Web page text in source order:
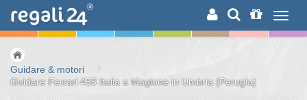
RICERCA
Guidare & motori
/
Guidare Ferrari 458 Italia a Magione in Umbria (Perugia)